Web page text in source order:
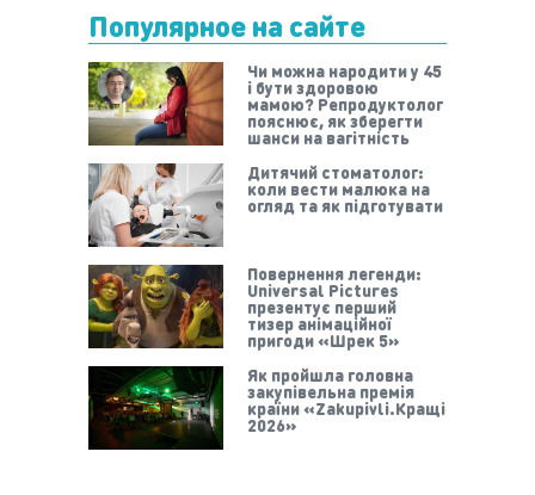
Популярное на сайте
Чи можна народити у 45
і бути здоровою
мамою? Репродуктолог
пояснює, як зберегти
шанси на вагітність
Дитячий стоматолог:
коли вести малюка на
огляд та як підготувати
Повернення легенди:
Universal Pictures
презентує перший
тизер анімаційної
пригоди «Шрек 5»
Як пройшла головна
закупівельна премія
країни «Zakupivli.Кращі
2026»